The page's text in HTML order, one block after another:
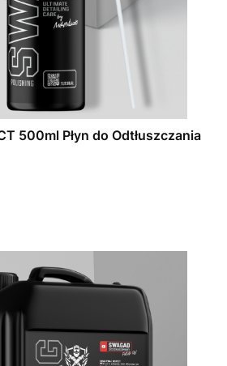
500ml Płyn do Odtłuszczania